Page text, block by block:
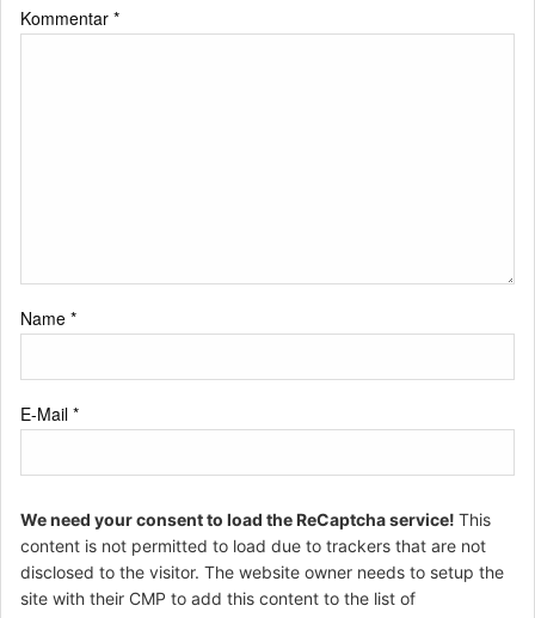
Kommentar *
Name *
E-Mail *
We need your consent to load the ReCaptcha service! This
content is not permitted to load due to trackers that are not
disclosed to the visitor. The website owner needs to setup the
site with their CMP to add this content to the list of